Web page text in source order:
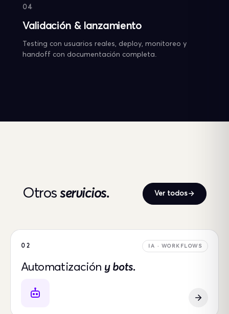
04
Validación & lanzamiento
Testing con usuarios reales, deploy, monitoreo y
handoff con documentación completa.
Otros servicios. Ver todos
02 IA · WORKFLOWS
Automatización y bots.